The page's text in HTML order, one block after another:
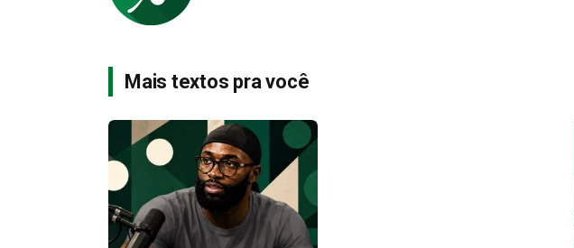
Mais textos pra você